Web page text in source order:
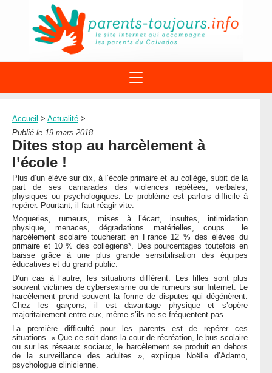
À PROPOS DU REAAP
ACTUALITÉ
AGENDA
DISPOSITIFS PARENTALITÉ
SITES INTERNET
LEXIQUE
LETTRES D’INFO
MENTIONS LÉGALES
CONTACT
STRUCTURES
DOCUMENTS
FORMATIONS
Accueil > Actualité >
Publié le 19 mars 2018
Dites stop au harcèlement à
l’école !
Plus d’un élève sur dix, à l’école primaire et au collège, subit de la
part de ses camarades des violences répétées, verbales,
physiques ou psychologiques. Le problème est parfois difficile à
repérer. Pourtant, il faut réagir vite.
Moqueries, rumeurs, mises à l’écart, insultes, intimidation
physique, menaces, dégradations matérielles, coups… le
harcèlement scolaire toucherait en France 12 % des élèves du
primaire et 10 % des collégiens*. Des pourcentages toutefois en
baisse grâce à une plus grande sensibilisation des équipes
éducatives et du grand public.
D’un cas à l’autre, les situations diffèrent. Les filles sont plus
souvent victimes de cybersexisme ou de rumeurs sur Internet. Le
harcèlement prend souvent la forme de disputes qui dégénèrent.
Chez les garçons, il est davantage physique et s’opère
majoritairement entre eux, même s’ils ne se fréquentent pas.
La première difficulté pour les parents est de repérer ces
situations. « Que ce soit dans la cour de récréation, le bus scolaire
ou sur les réseaux sociaux, le harcèlement se produit en dehors
de la surveillance des adultes », explique Noëlle d’Adamo,
psychologue clinicienne.